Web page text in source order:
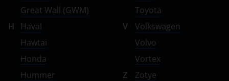
Great Wall (GWM)
H
Haval
Hawtai
Honda
Hummer
Toyota
V
Volkswagen
Volvo
Vortex
Z
Zotye